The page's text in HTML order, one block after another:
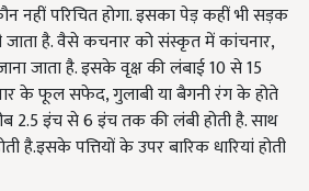
नहीं परिचित होगा. इसका पेड़ कहीं भी सड़क
है. वैसे कचनार को संस्कृत में कांचनार,
जाता है. इसके वृक्ष की लंबाई 10 से 15
के फूल सफेद, गुलाबी या बैगनी रंग के होते
2.5 इंच से 6 इंच तक की लंबी होती है. साथ
है.इसके पत्तियों के उपर बारिक धारियां होती